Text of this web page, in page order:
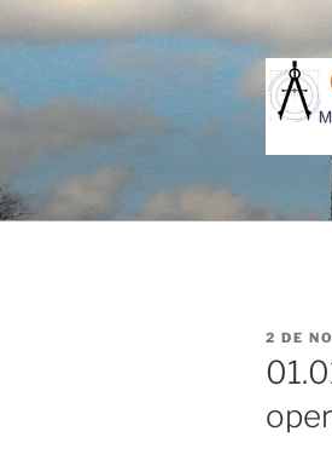
Pular
para
conteúdo
EM
2 DE